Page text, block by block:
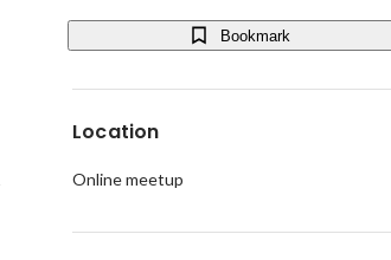
Bookmark
Location
Online meetup